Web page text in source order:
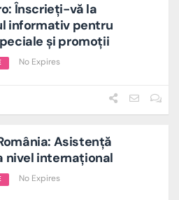
Înscrieți-vă la
informativ pentru
și promoții
No Expires
Asistență
nivel internațional
No Expires